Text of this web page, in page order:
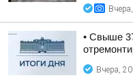
• Свыше
Вчера,